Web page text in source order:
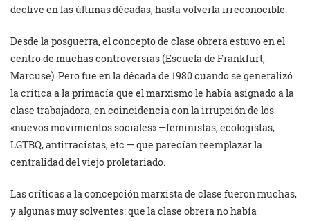
declive en las últimas décadas, hasta volverla irreconocible.
Desde la posguerra, el concepto de clase obrera estuvo en el
centro de muchas controversias (Escuela de Frankfurt,
Marcuse). Pero fue en la década de 1980 cuando se generalizó
la crítica a la primacía que el marxismo le había asignado a la
clase trabajadora, en coincidencia con la irrupción de los
«nuevos movimientos sociales» —feministas, ecologistas,
LGTBQ, antirracistas, etc.— que parecían reemplazar la
centralidad del viejo proletariado.
Las críticas a la concepción marxista de clase fueron muchas,
y algunas muy solventes: que la clase obrera no había